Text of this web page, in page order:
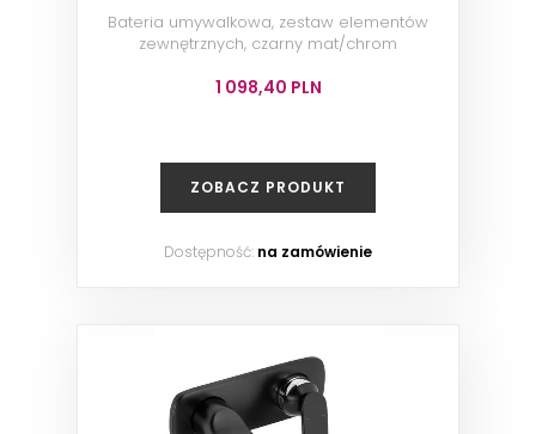
Bateria umywalkowa, zestaw elementów
zewnętrznych, czarny mat/chrom
1 098,40 PLN
ZOBACZ PRODUKT
Dostępność: na zamówienie